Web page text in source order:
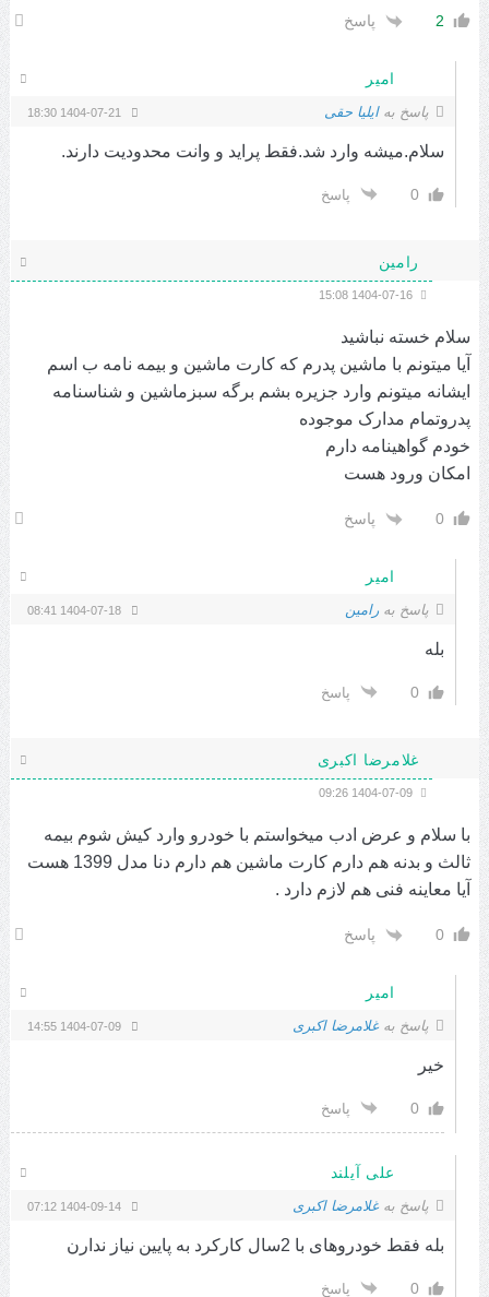
2 پاسخ
امیر
پاسخ بهایلیا حقی
سلام.میشه وارد شد.فقط پراید و وانت محدودیت دارند.
0 پاسخ
رامین
سلام خسته نباشید
آیا میتونم با ماشین پدرم که کارت ماشین و بیمه نامه ب اسم
ایشانه میتونم وارد جزیره بشم برگه سبزماشین و شناسنامه
پدروتمام مدارک موجوده
خودم گواهینامه دارم
امکان ورود هست
0 پاسخ
امیر
پاسخ به رامین 1404-07-18 08:41
بله
0 پاسخ
غلامرضا اکبری
با سلام و عرض ادب میخواستم با خودرو وارد کیش شوم بیمه
ثالث و بدنه هم دارم کارت ماشین هم دارم دنا مدل 1399 هست
آیا معاینه فنی هم لازم دارد .
0 پاسخ
امیر
پاسخ به غلامرضا اکبری 1404-07-09 14:55
خیر
0 پاسخ
علی آیلند
پاسخ به غلامرضا اکبری 1404-09-14 07:12
بله فقط خودروهای با 2سال کارکرد به پایین نیاز ندارن
0 پاسخ